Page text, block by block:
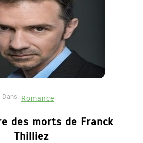
Dans Romance
des morts de Franck
Thilliez